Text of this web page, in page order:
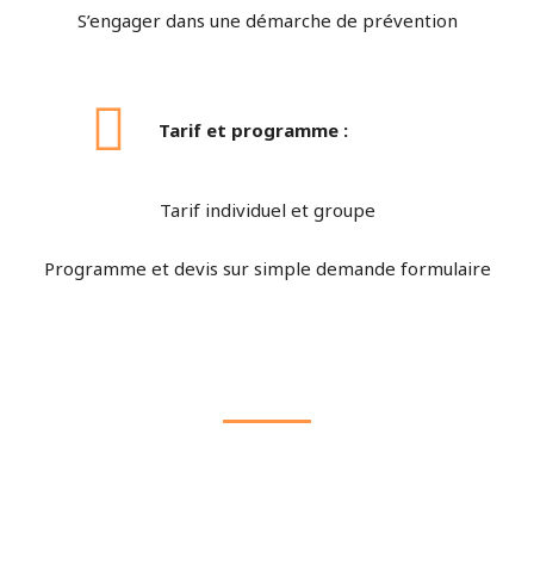
S’engager dans une démarche de prévention
Tarif et programme :
Tarif individuel et groupe
Programme et devis sur simple demande formulaire